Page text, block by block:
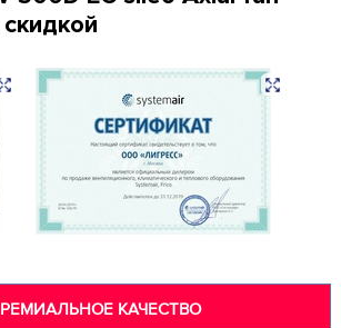
КАЧЕСТВО